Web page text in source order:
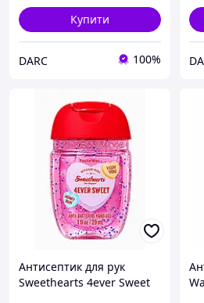
Купити
DARC 100%
Антисептик для рук
Sweethearts 4ever Sweet